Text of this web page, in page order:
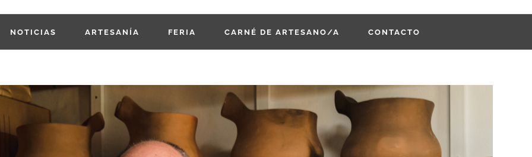
NOTICIAS ARTESANÍA FERIA CARNÉ DE ARTESANO/A CONTACTO